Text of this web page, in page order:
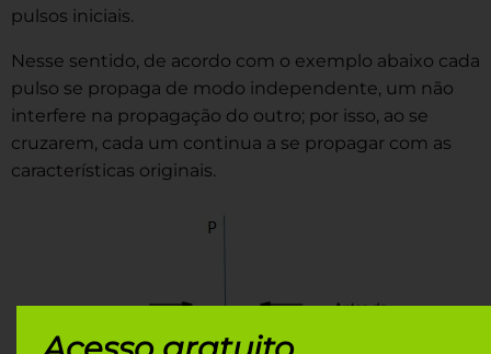
pulsos iniciais.
Nesse sentido, de acordo com o exemplo abaixo cada
pulso se propaga de modo independente, um não
interfere na propagação do outro; por isso, ao se
cruzarem, cada um continua a se propagar com as
características originais.